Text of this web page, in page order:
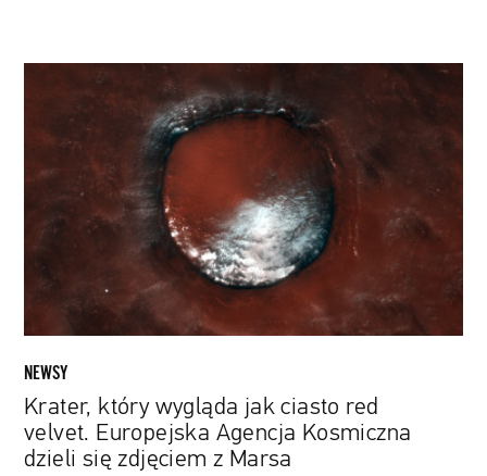
ciasto
velvet.
Agencja
Kosmiczna
dzieli
się
z
Marsa
NEWSY
Krater, który wygląda jak ciasto red
velvet. Europejska Agencja Kosmiczna
dzieli się zdjęciem z Marsa